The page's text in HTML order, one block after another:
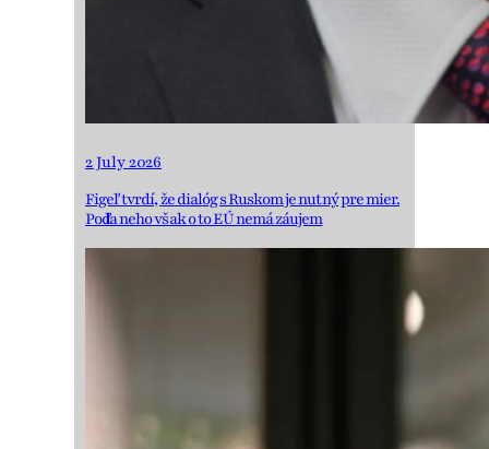
2 July 2026
Figeľ tvrdí, že dialóg s Ruskom je nutný pre mier.
Podľa neho však o to EÚ nemá záujem